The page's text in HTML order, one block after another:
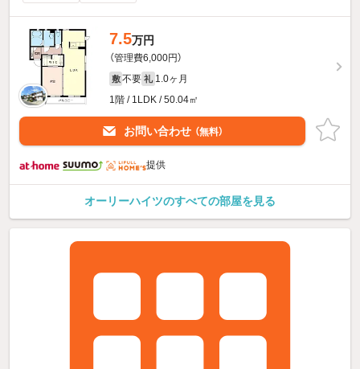
7.5万円
（管理費6,000円）
敷 不要 礼 1.0ヶ月
1階 / 1LDK / 50.04㎡
お問い合わせ （無料）
提供
オーリーハイツのすべての部屋を見る